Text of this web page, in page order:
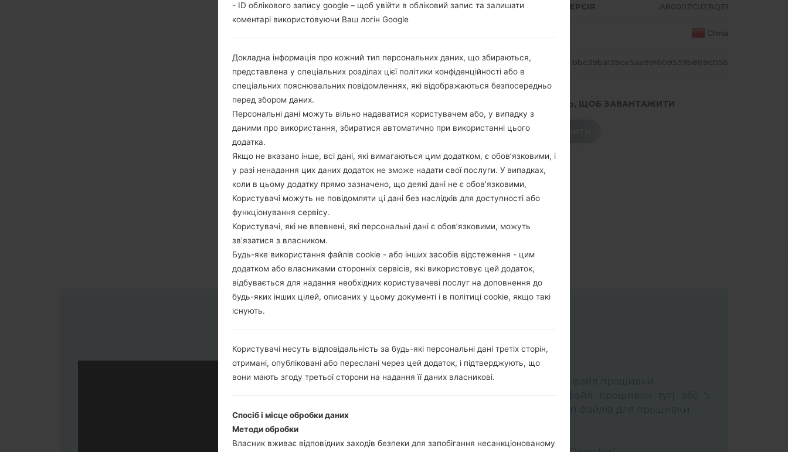
CSC ВЕРСІЯ A8000CHC2BQE1 MODEM/CP ВЕРСІЯ A8000ZCU2BQE1
China
ОПИС Unknown ХЕШ bbc39ba139ce5aa991609539b869c056
1.ПЕРЕВІРТИ НАЯВНІСТЬ RECAPTCHA 2.НАТИСНІТЬ, ЩОБ ЗАВАНТАЖИТИ
ЗАВАНТАЖИТИ
Завантажте на свій ПК:Odin 3
Далі завантажте та розпакуйте файл прошивки.
CP: "Modem & Radio"
- ID облікового запису google – щоб увійти в обліковий запис та залишати
коментарі використовуючи Ваш логін Google
Докладна інформація про кожний тип персональних даних, що збираються,
представлена у спеціальних розділах цієї політики конфіденційності або в
спеціальних пояснювальних повідомленнях, які відображаються безпосередньо
перед збором даних.
Персональні дані можуть вільно надаватися користувачем або, у випадку з
даними про використання, збиратися автоматично при використанні цього
додатка.
Якщо не вказано інше, всі дані, які вимагаються цим додатком, є обов’язковими, і
у разі ненадання цих даних додаток не зможе надати свої послуги. У випадках,
коли в цьому додатку прямо зазначено, що деякі дані не є обов’язковими,
Користувачі можуть не повідомляти ці дані без наслідків для доступності або
функціонування сервісу.
Користувачі, які не впевнені, які персональні дані є обов’язковими, можуть
зв’язатися з власником.
Будь-яке використання файлів cookie - або інших засобів відстеження - цим
додатком або власниками сторонніх сервісів, які використовує цей додаток,
відбувається для надання необхідних користувачеві послуг на доповнення до
будь-яких інших цілей, описаних у цьому документі і в політиці cookie, якщо такі
існують.
Користувачі несуть відповідальність за будь-які персональні дані третіх сторін,
отримані, опубліковані або переслані через цей додаток, і підтверджують, що
вони мають згоду третьої сторони на надання її даних власникові.
Спосіб і місце обробки даних
Методи обробки
Власник вживає відповідних заходів безпеки для запобігання несанкціонованому